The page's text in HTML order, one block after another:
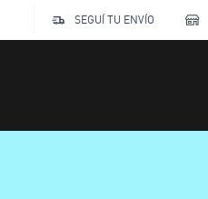
SEGUÍ TU ENVÍO